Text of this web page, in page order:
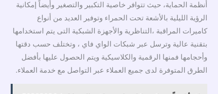
أنظمة الحماية، حيث تتوافر خاصية التكبير والتصغير وأيضاً إمكانية
الرؤية الليلية بالأشعة تحت الحمراء وتوفير العديد من أنواع
كاميرات المراقبة ،التناظرية والأجهزة الشبكية التى يتم استخدامها
بتقنية عالية وترسل عبر شبكات الواي فاي ، وتختلف حسب دقتها
وأحجامها فمنها الرقمية والكلاسيكية ويتم الحصول عليها بأفضل
الطرق المتوفرة لدى جميع العملاء عبر التواصل مع خدمة العملاء.